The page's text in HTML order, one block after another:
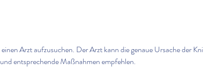
und entsprechende Maßnahmen empfehlen.